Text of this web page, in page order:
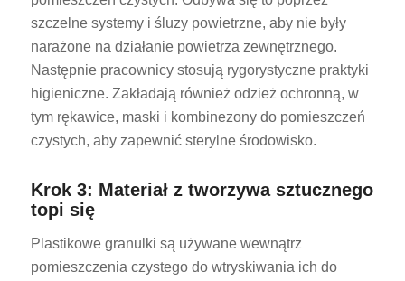
szczelne systemy i śluzy powietrzne, aby nie były
narażone na działanie powietrza zewnętrznego.
Następnie pracownicy stosują rygorystyczne praktyki
higieniczne. Zakładają również odzież ochronną, w
tym rękawice, maski i kombinezony do pomieszczeń
czystych, aby zapewnić sterylne środowisko.
Krok 3: Materiał z tworzywa sztucznego
topi się
Plastikowe granulki są używane wewnątrz
pomieszczenia czystego do wtryskiwania ich do